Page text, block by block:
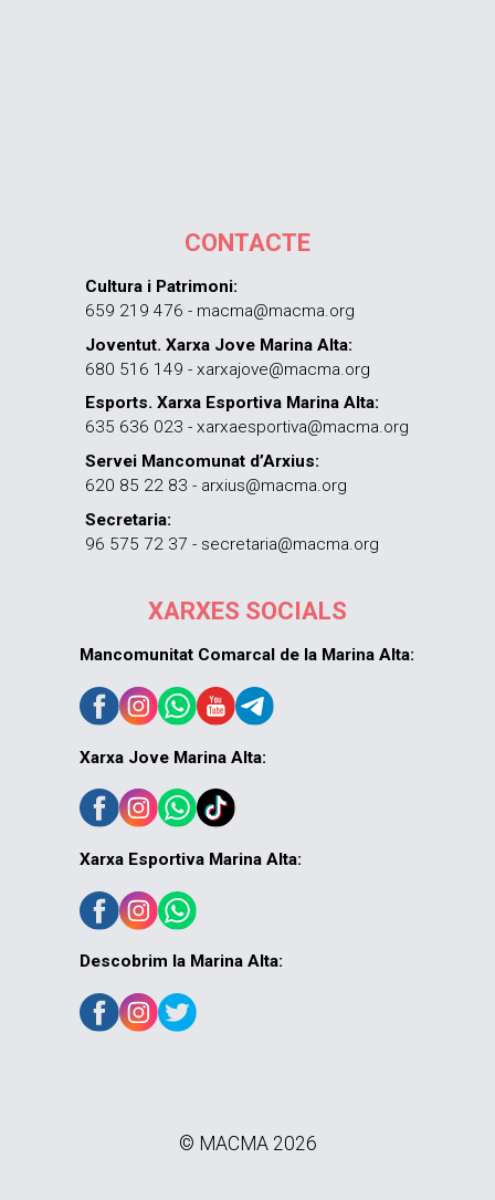
CONTACTE
Cultura i Patrimoni:
659 219 476 - macma@macma.org
Joventut. Xarxa Jove Marina Alta:
680 516 149 - xarxajove@macma.org
Esports. Xarxa Esportiva Marina Alta:
635 636 023 - xarxaesportiva@macma.org
Servei Mancomunat d’Arxius:
620 85 22 83 - arxius@macma.org
Secretaria:
96 575 72 37 - secretaria@macma.org
XARXES SOCIALS
Mancomunitat Comarcal de la Marina Alta:
Xarxa Jove Marina Alta:
Xarxa Esportiva Marina Alta:
Descobrim la Marina Alta:
© MACMA 2026